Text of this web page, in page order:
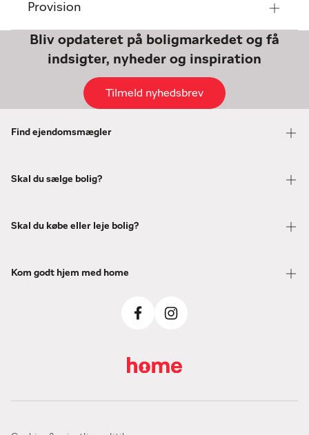
Provision
Bliv opdateret på boligmarkedet og få
indsigter, nyheder og inspiration
Tilmeld nyhedsbrev
Find ejendomsmægler
Skal du sælge bolig?
Skal du købe eller leje bolig?
Kom godt hjem med home